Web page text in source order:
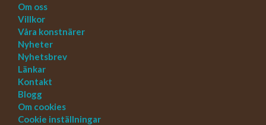
Om oss
Villkor
Våra konstnärer
Nyheter
Nyhetsbrev
Länkar
Kontakt
Blogg
Om cookies
Cookie inställningar